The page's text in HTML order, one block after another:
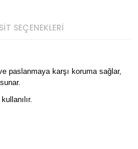
SEÇENEKLERİ
paslanmaya karşı koruma sağlar,